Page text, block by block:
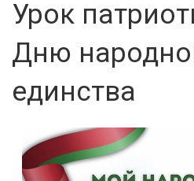
Урок
Дню
единства